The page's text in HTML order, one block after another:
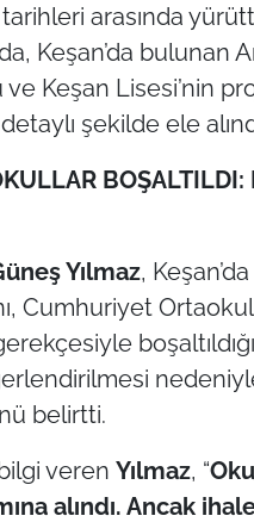
arasında
Keşan’da bulunan
Keşan Lisesi’nin
şekilde ele
Yılmaz,
Cumhuriyet
belirtti.
veren Yılmaz, “
alındı. Ancak